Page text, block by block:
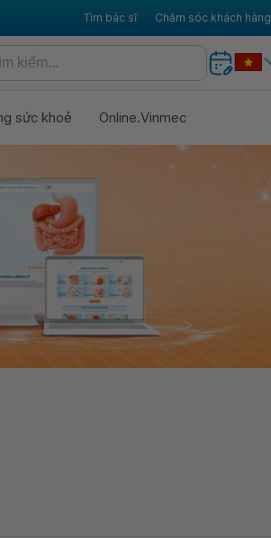
Tìm bác sĩ Chăm sóc khách hàng
sức khoẻ Online.Vinmec